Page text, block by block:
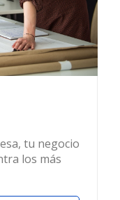
tu negocio
los más